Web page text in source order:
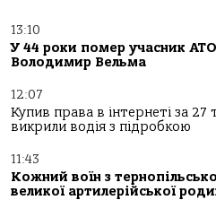
13:10
У 44 роки помер учасник
Володимир Вельма
12:07
Купив права в інтернеті за 27
викрили водія з підробкою
11:43
Кожний воїн з
великої артилерійської